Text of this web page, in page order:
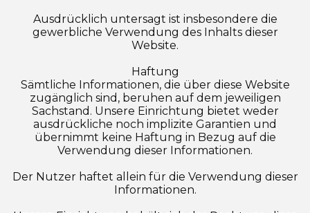
Ausdrücklich untersagt ist insbesondere die
gewerbliche Verwendung des Inhalts dieser
Website.
Haftung
Sämtliche Informationen, die über diese Website
zugänglich sind, beruhen auf dem jeweiligen
Sachstand. Unsere Einrichtung bietet weder
ausdrückliche noch implizite Garantien und
übernimmt keine Haftung in Bezug auf die
Verwendung dieser Informationen.
Der Nutzer haftet allein für die Verwendung dieser
Informationen.